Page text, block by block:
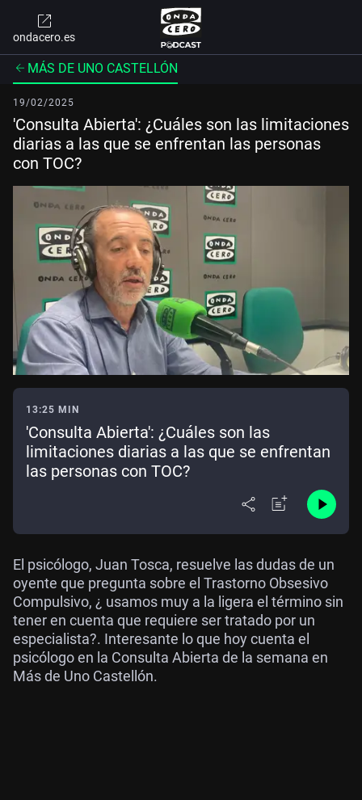
ondacero.es
MÁS DE UNO CASTELLÓN
19/02/2025
'Consulta Abierta': ¿Cuáles son las limitaciones
diarias a las que se enfrentan las personas
con TOC?
13:25 MIN
'Consulta Abierta': ¿Cuáles son las
limitaciones diarias a las que se enfrentan
las personas con TOC?
El psicólogo, Juan Tosca, resuelve las dudas de un
oyente que pregunta sobre el Trastorno Obsesivo
Compulsivo, ¿ usamos muy a la ligera el término sin
tener en cuenta que requiere ser tratado por un
especialista?. Interesante lo que hoy cuenta el
psicólogo en la Consulta Abierta de la semana en
Más de Uno Castellón.